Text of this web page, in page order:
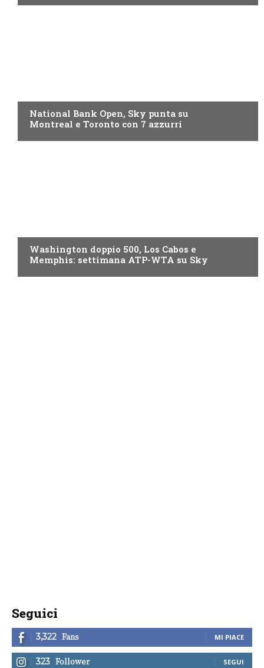
National Bank Open, Sky punta su
Montreal e Toronto con 7 azzurri
Washington doppio 500, Los Cabos e
Memphis: settimana ATP-WTA su Sky
Seguici
3,322 Fans MI PIACE
323 Follower SEGUI